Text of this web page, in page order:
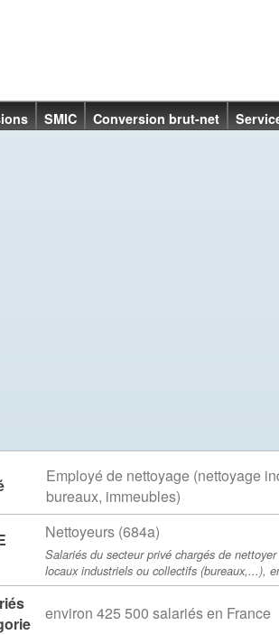
SMIC Conversion brut-net
Employé de nettoyage (nettoyage
bureaux, immeubles)
Nettoyeurs (684a)
Salariés du secteur privé chargés de
locaux industriels ou collectifs (bureaux,...),
environ 425 500 salariés en France